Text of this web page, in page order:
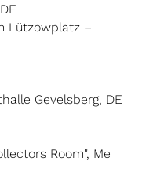
Lützowplatz –
Gevelsberg, DE
Room", Me